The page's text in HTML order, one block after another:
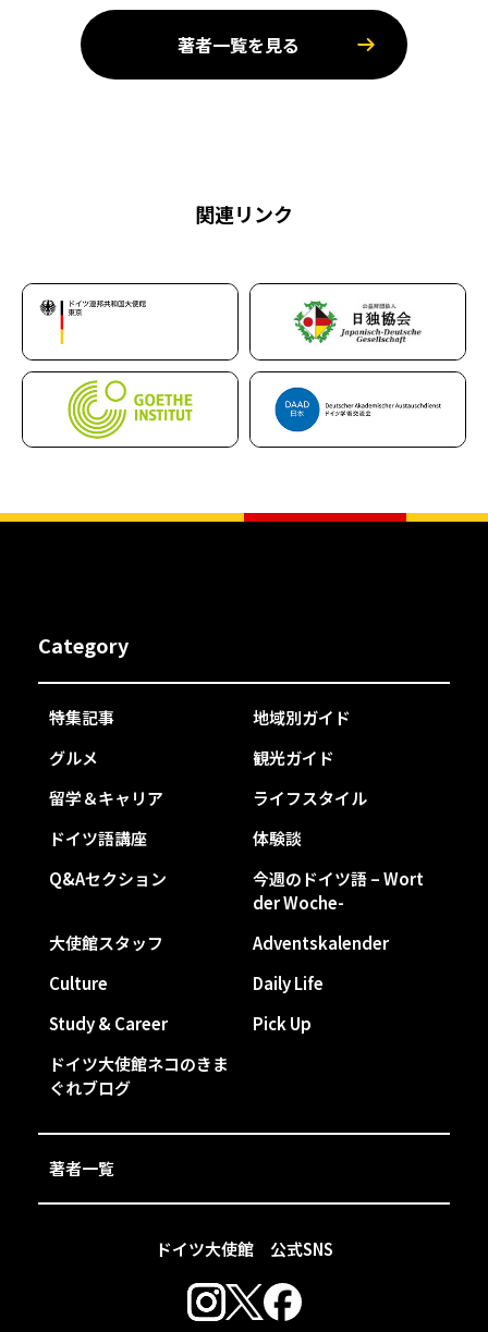
著者一覧を見る
関連リンク
ドイツ大使館 公式SNS
Category
特集記事
地域別ガイド
グルメ
観光ガイド
留学＆キャリア
ライフスタイル
ドイツ語講座
体験談
Q&Aセクション
今週のドイツ語 – Wort
der Woche-
大使館スタッフ
Adventskalender
Culture
Daily Life
Study & Career
Pick Up
ドイツ大使館ネコのきま
ぐれブログ
著者一覧